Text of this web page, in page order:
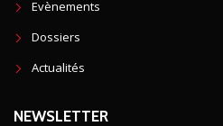
Evènements
Dossiers
Actualités
NEWSLETTER